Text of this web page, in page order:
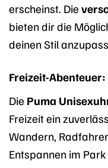
erscheinst. Die
bieten dir die
deinen Stil
Freizeit-
Die Puma
Freizeit ein
Wandern,
Entspannen im